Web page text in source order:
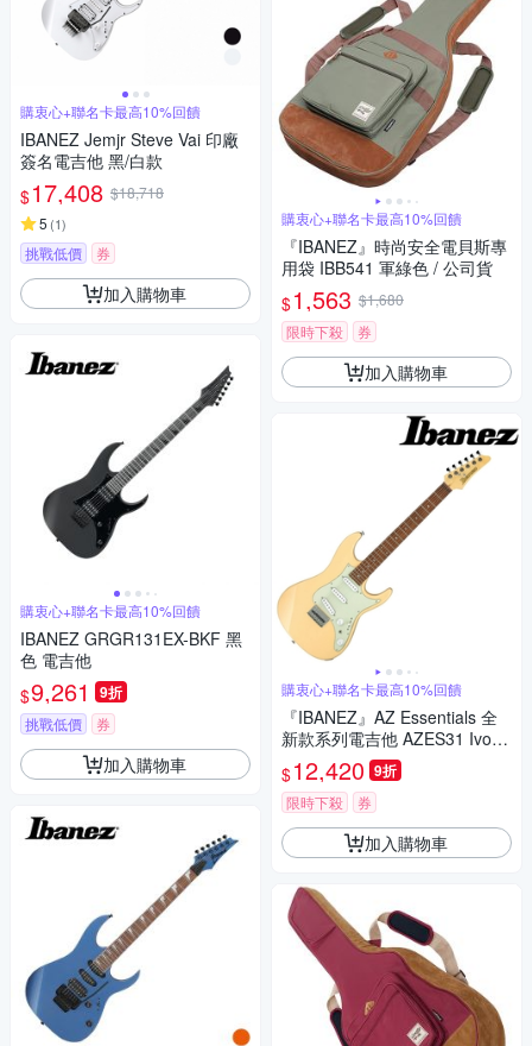
購衷心+聯名卡最高10%回饋
IBANEZ Jemjr Steve Vai 印廠
簽名電吉他 黑/白款
$17,408 $18,718
5 (1)
挑戰低價 券
加入購物車
購衷心+聯名卡最高10%回饋
IBANEZ GRGR131EX-BKF 黑
色 電吉他
$9,261 9折
挑戰低價 券
加入購物車
購衷心+聯名卡最高10%回饋
『IBANEZ』時尚安全電貝斯專
用袋 IBB541 軍綠色 / 公司貨
$1,563 $1,680
限時下殺
券
加入購物車
購衷心+聯名卡最高10%回饋
『IBANEZ』AZ Essentials 全
新款系列電吉他 AZES31 Ivory
/ 公司貨保固
$12,420 9折
限時下殺 券
加入購物車